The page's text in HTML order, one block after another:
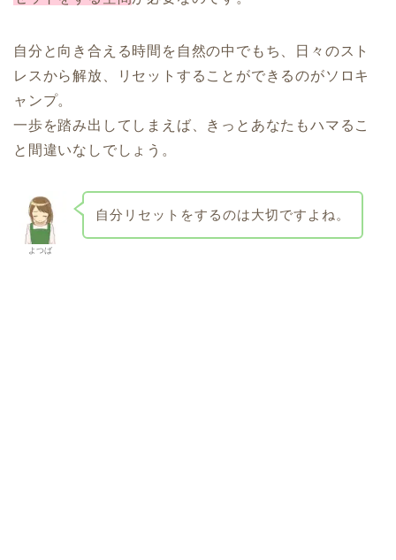
自分と向き合える時間を自然の中でもち、日々のスト
レスから解放、リセットすることができるのがソロキ
ャンプ。
一歩を踏み出してしまえば、きっとあなたもハマるこ
と間違いなしでしょう。
よつば
自分リセットをするのは大切ですよね。